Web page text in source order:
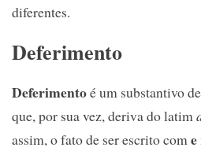
diferentes.
Deferimento
Deferimentoé um substantivo
que, por sua vez, deriva do latim
assim, o fato de ser escrito come